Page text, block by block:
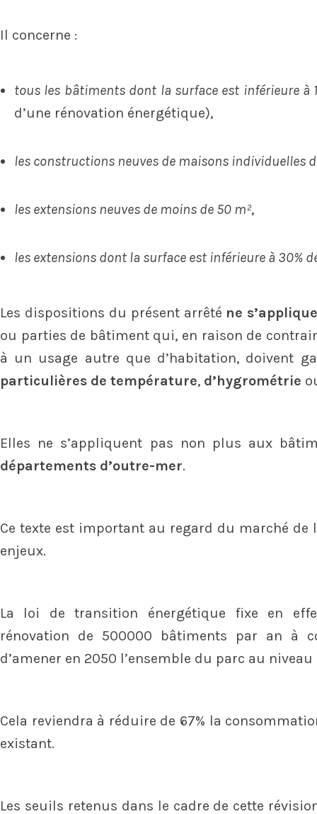
Il concerne :
tous les bâtiments dont la surface est inférieure à
d’une rénovation énergétique),
les constructions neuves de maisons individuelles
les extensions neuves de moins de 50 m²,
les extensions dont la surface est inférieure à 30%
Les dispositions du présent arrêté ne
ou parties de bâtiment qui, en raison de
à un usage autre que d’habitation, doivent
particulières de température, d’hygrométrie
Elles ne s’appliquent pas non plus aux
départements d’outre-mer.
Ce texte est important au regard du marché de
enjeux.
La loi de transition énergétique fixe en
rénovation de 500000 bâtiments par an à
d’amener en 2050 l’ensemble du parc au niveau
Cela reviendra à réduire de 67% la
existant.
Les seuils retenus dans le cadre de cette